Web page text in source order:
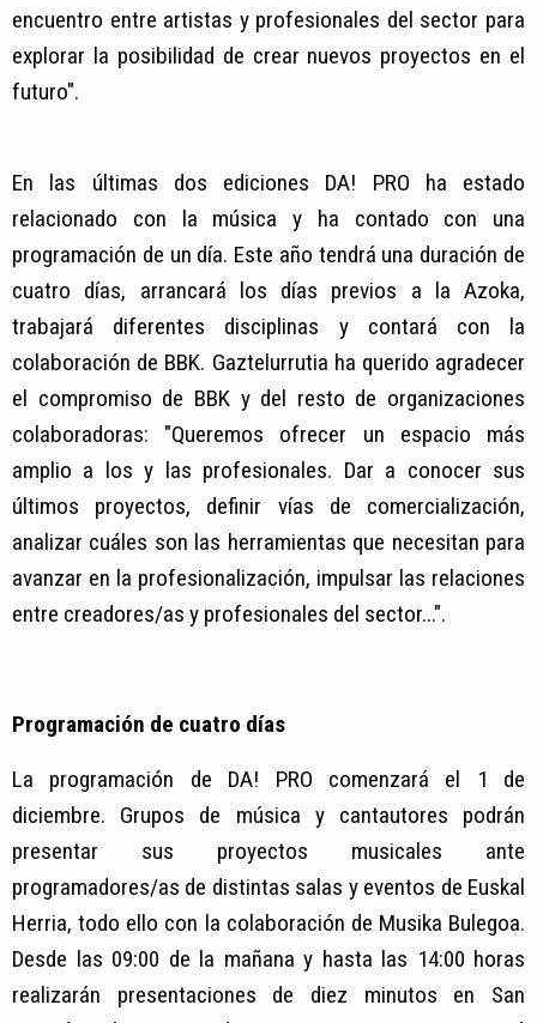
encuentro entre artistas y profesionales del sector para
explorar la posibilidad de crear nuevos proyectos en el
futuro".
En las últimas dos ediciones DA! PRO ha estado
relacionado con la música y ha contado con una
programación de un día. Este año tendrá una duración de
cuatro días, arrancará los días previos a la Azoka,
trabajará diferentes disciplinas y contará con la
colaboración de BBK. Gaztelurrutia ha querido agradecer
el compromiso de BBK y del resto de organizaciones
colaboradoras: "Queremos ofrecer un espacio más
amplio a los y las profesionales. Dar a conocer sus
últimos proyectos, definir vías de comercialización,
analizar cuáles son las herramientas que necesitan para
avanzar en la profesionalización, impulsar las relaciones
entre creadores/as y profesionales del sector...".
Programación de cuatro días
La programación de DA! PRO comenzará el 1 de
diciembre. Grupos de música y cantautores podrán
presentar sus proyectos musicales ante
programadores/as de distintas salas y eventos de Euskal
Herria, todo ello con la colaboración de Musika Bulegoa.
Desde las 09:00 de la mañana y hasta las 14:00 horas
realizarán presentaciones de diez minutos en San